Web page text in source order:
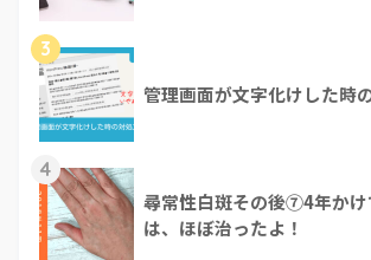
3
管理画面が文字化けした時
4
尋常性白斑その後⑦4年か
は、ほぼ治ったよ！